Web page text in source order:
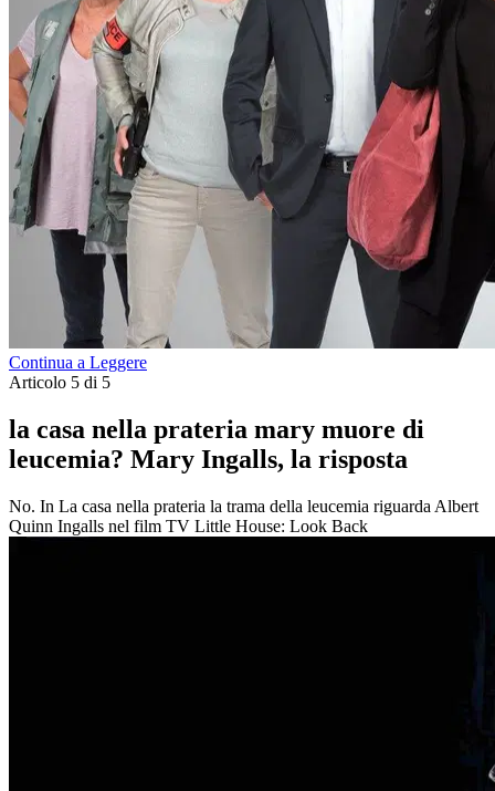
Continua a Leggere
Articolo 5 di 5
la casa nella prateria mary muore di
leucemia? Mary Ingalls, la risposta
No. In La casa nella prateria la trama della leucemia riguarda Albert
Quinn Ingalls nel film TV Little House: Look Back